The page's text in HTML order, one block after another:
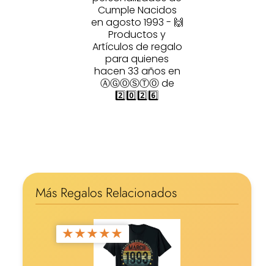
Cumple Nacidos
en agosto 1993 - 🙌
Productos y
Artículos de regalo
para quienes
hacen 33 años en
ⒶⒼⓄⓈⓉⓄ de
2️⃣0️⃣2️⃣6️⃣
Más Regalos Relacionados
★★★★★